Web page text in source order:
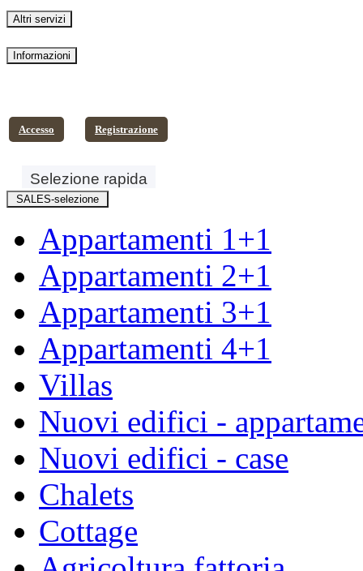
Accesso Registrazione
Appartamenti 1+1
Appartamenti 2+1
Appartamenti 3+1
Appartamenti 4+1
Villas
Nuovi edifici -
Nuovi edifici - case
Chalets
Cottage